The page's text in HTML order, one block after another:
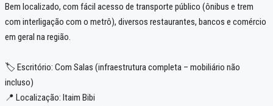
Bem localizado, com fácil acesso de transporte público (ônibus e trem
com interligação com o metrô), diversos restaurantes, bancos e comércio
em geral na região.
🏷️ Escritório: Com Salas (infraestrutura completa – mobiliário não
incluso)
📍 Localização: Itaim Bibi